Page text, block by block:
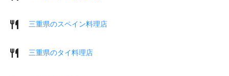
三重県のスペイン料理店
三重県のタイ料理店